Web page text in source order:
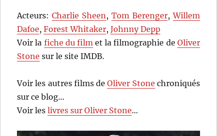
Acteurs:Charlie Sheen , Tom Berenger,Willem
Dafoe,Forest Whitaker,Johnny Depp
Voir la fiche du film et la filmographie de Oliver
Stone sur le site IMDB.
Voir les autres films deOliver Stone chroniqués
sur ce blog…
Voir leslivres sur Oliver Stone…